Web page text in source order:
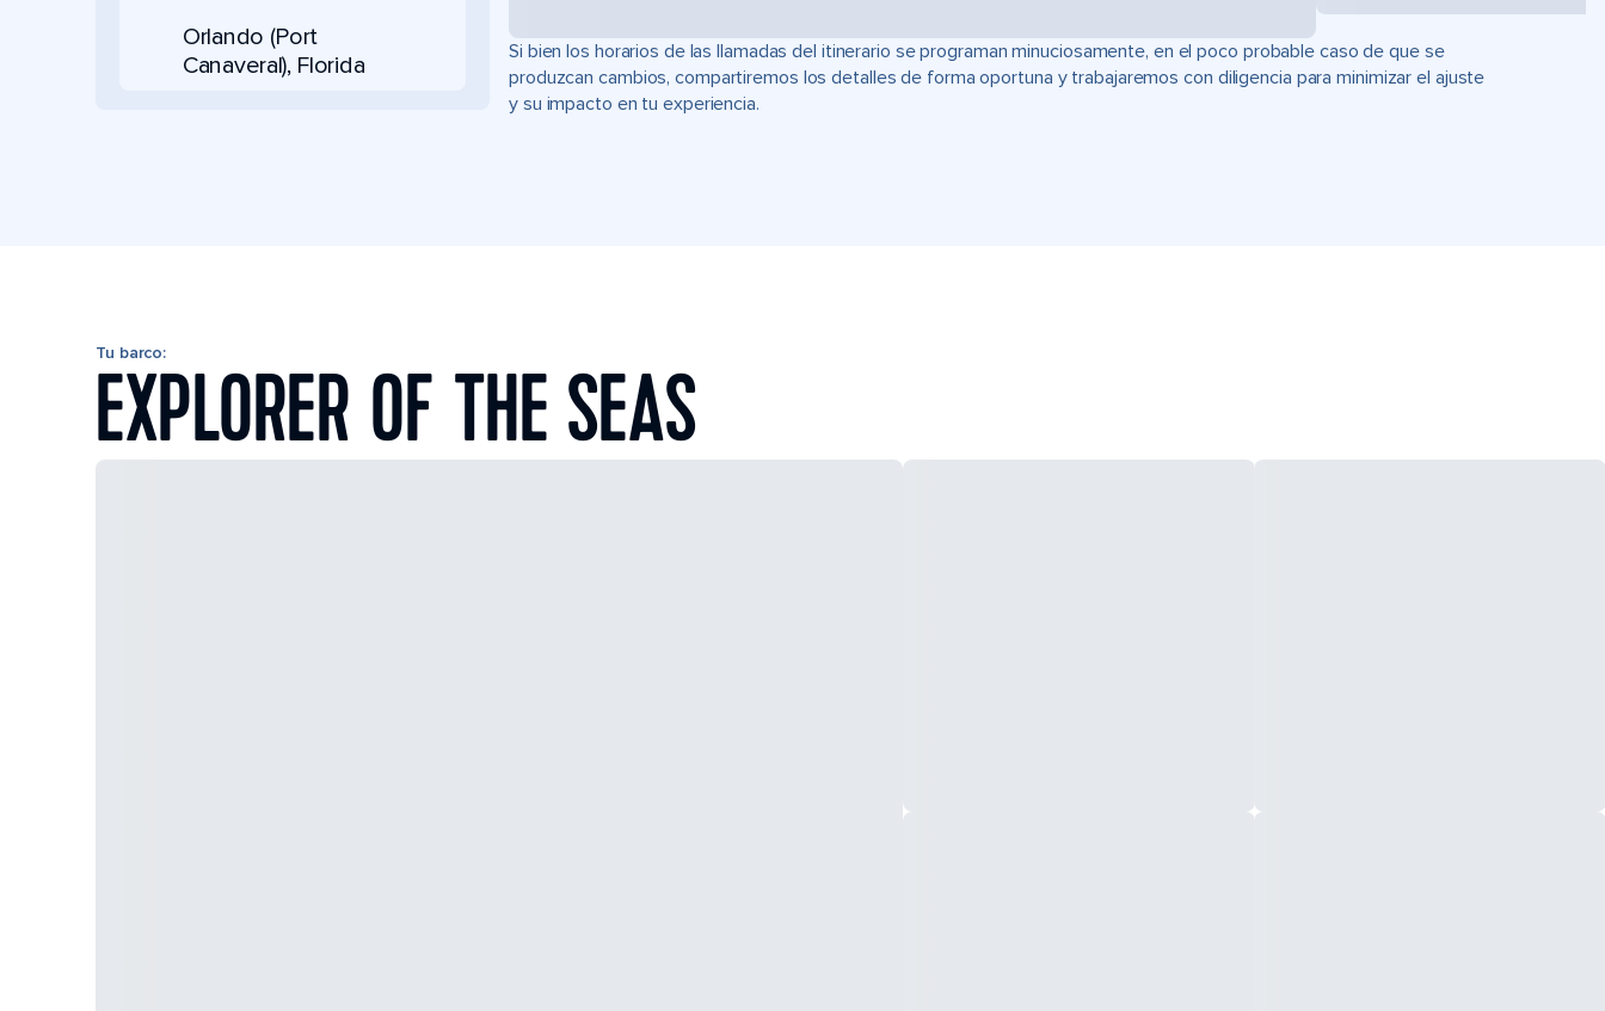
Orlando (Port
Canaveral), Florida
Si bien los horarios de las llamadas del itinerario se programan minuciosamente, en el poco probable caso de que se
produzcan cambios, compartiremos los detalles de forma oportuna y trabajaremos con diligencia para minimizar el ajuste
y su impacto en tu experiencia.
Tu barco:
EXPLORER OF THE SEAS